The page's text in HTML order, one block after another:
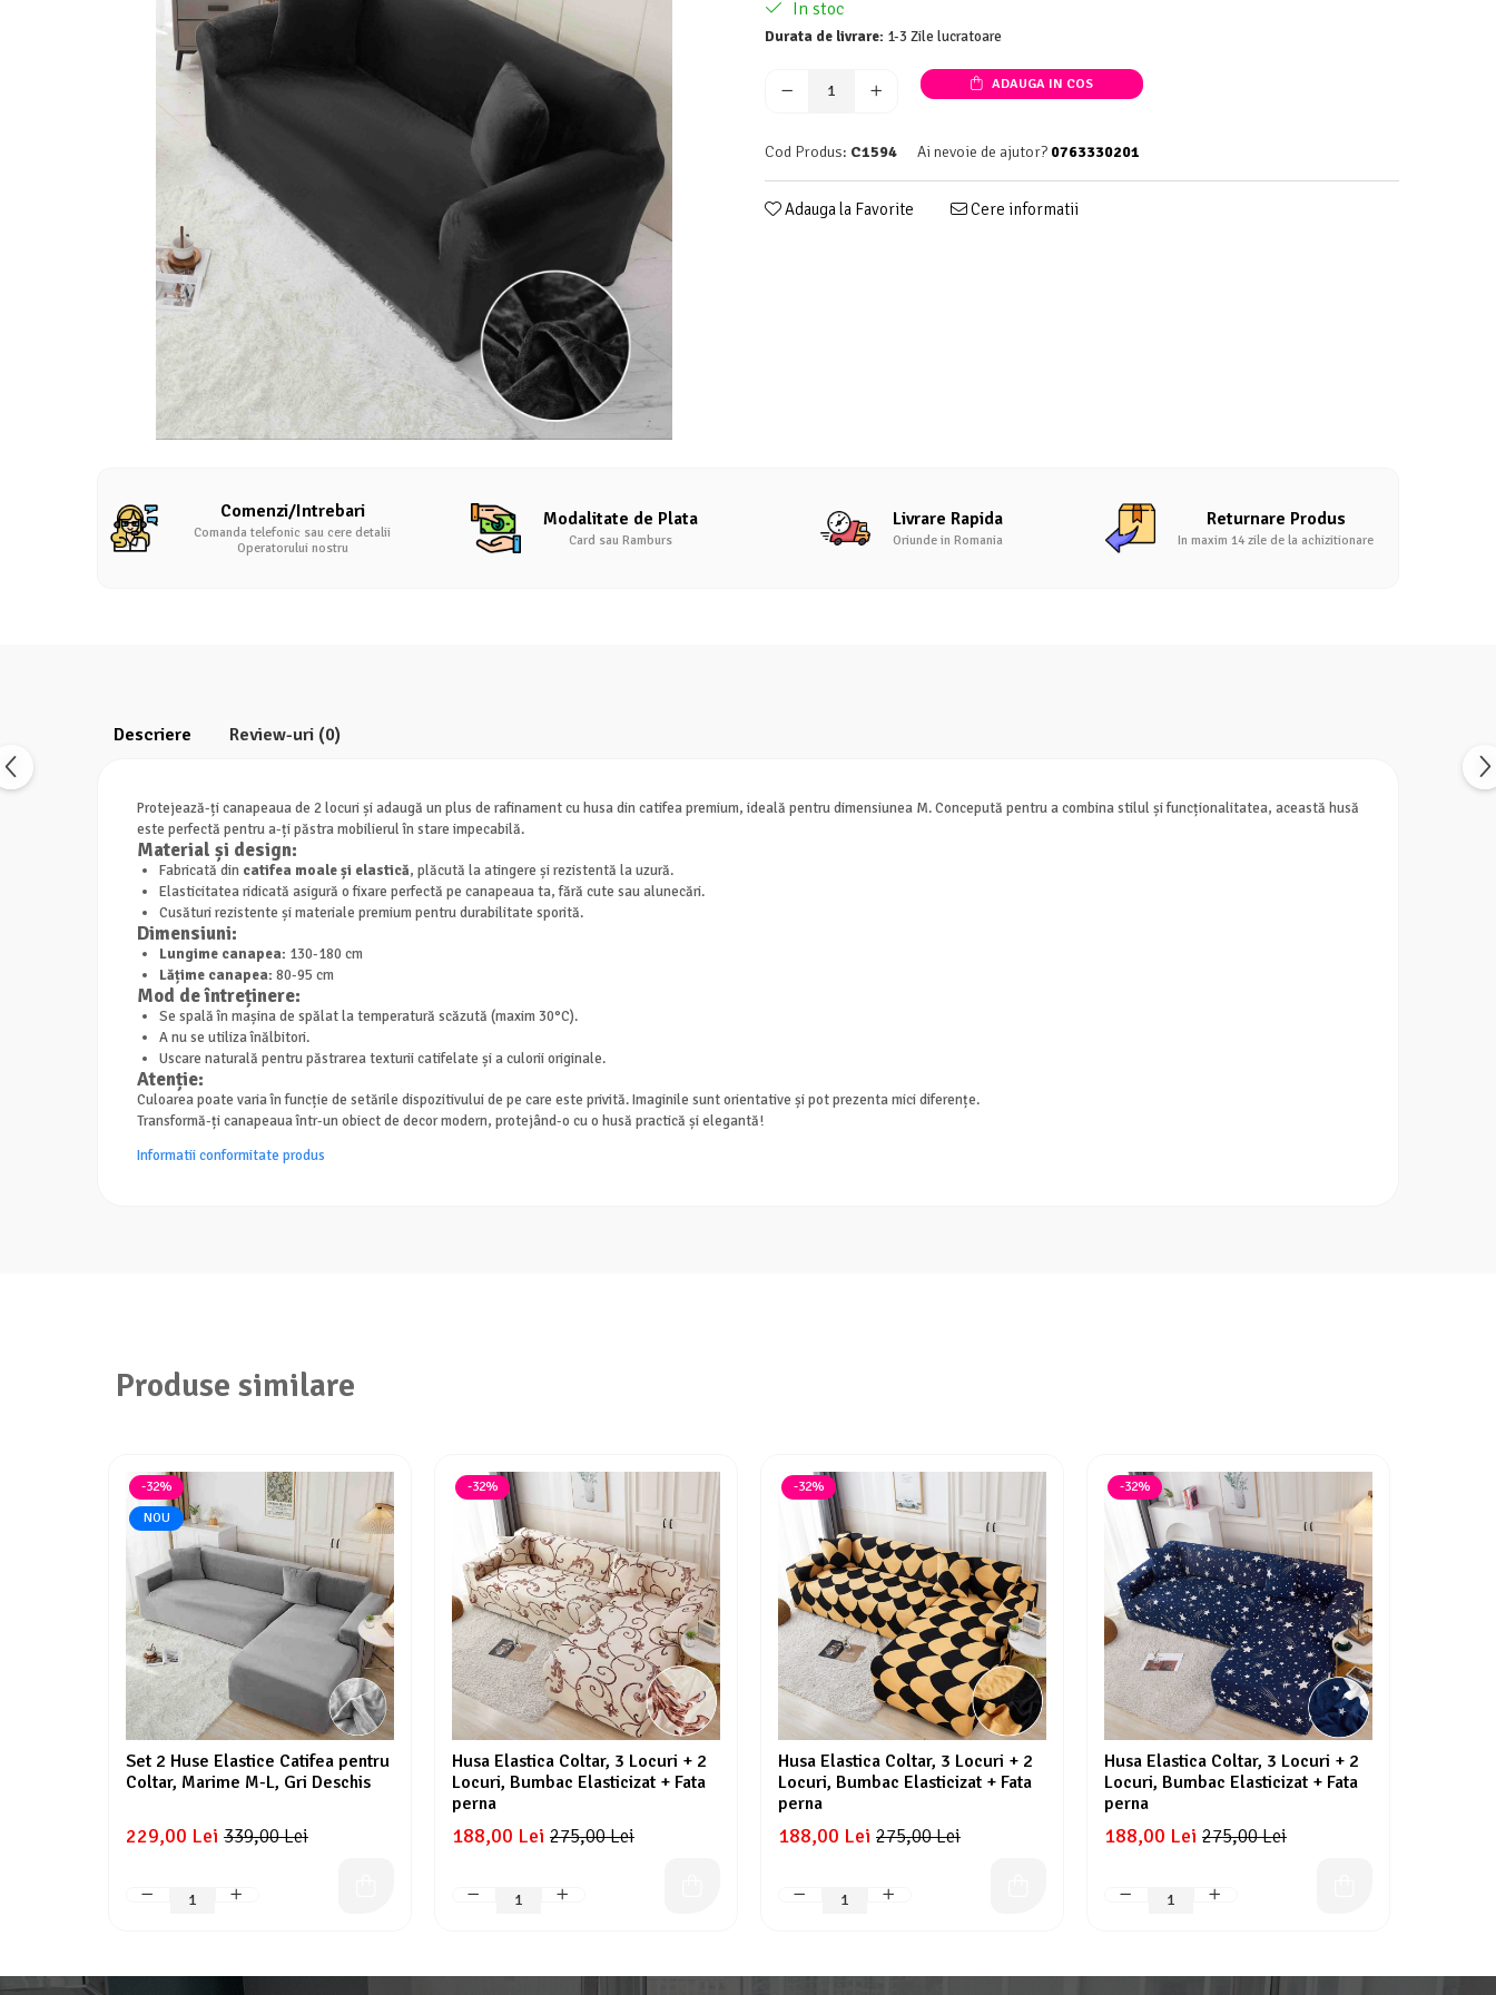
Lenjerii Pat Imprimeu 5D cu Elastic
Cearceaf cu Elastic pat 1 Persoana
Cearceaf cu Elastic pat 2 Persoane
Lenjerii Pat, Bumbac-Finet Premium, 1
Lenjerii Pat, Bumbac-Finet Premium, 2
In stoc
Durata de livrare: 1-3 Zile lucratoare
ADAUGA IN COS
Cod Produs: C1594 Ai nevoie de ajutor? 0763330201
Adauga la Favorite Cere informatii
Comenzi/Intrebari
Comanda telefonic sau cere detalii
Operatorului nostru
Modalitate de Plata
Card sau Ramburs
Livrare Rapida
Oriunde in Romania
Returnare Produs
In maxim 14 zile de la achizitionare
Descriere Review-uri (0)
Protejează-ți canapeaua de 2 locuri și adaugă un plus de rafinament cu husa din catifea premium, ideală pentru dimensiunea M. Concepută pentru a combina stilul și funcționalitatea, această husă
este perfectă pentru a-ți păstra mobilierul în stare impecabilă.
Material și design:
Fabricată din catifea moale și elastică, plăcută la atingere și rezistentă la uzură.
Elasticitatea ridicată asigură o fixare perfectă pe canapeaua ta, fără cute sau alunecări.
Cusături rezistente și materiale premium pentru durabilitate sporită.
Dimensiuni:
Lungime canapea: 130-180 cm
Lățime canapea: 80-95 cm
Mod de întreținere:
Se spală în mașina de spălat la temperatură scăzută (maxim 30°C).
A nu se utiliza înălbitori.
Uscare naturală pentru păstrarea texturii catifelate și a culorii originale.
Atenție:
Culoarea poate varia în funcție de setările dispozitivului de pe care este privită. Imaginile sunt orientative și pot prezenta mici diferențe.
Transformă-ți canapeaua într-un obiect de decor modern, protejând-o cu o husă practică și elegantă!
Informatii conformitate produs
Produse similare
-32%
NOU
Set 2 Huse Elastice Catifea pentru
Coltar, Marime M-L, Gri Deschis
339,00 Lei
229,00 Lei
-32%
Husa Elastica Coltar, 3 Locuri + 2
Locuri, Bumbac Elasticizat + Fata
perna
275,00 Lei
188,00 Lei
-32%
Husa Elastica Coltar, 3 Locuri + 2
Locuri, Bumbac Elasticizat + Fata
perna
275,00 Lei
188,00 Lei
-32%
Husa Elastica Coltar, 3 Locuri + 2
Locuri, Bumbac Elasticizat + Fata
perna
275,00 Lei
188,00 Lei